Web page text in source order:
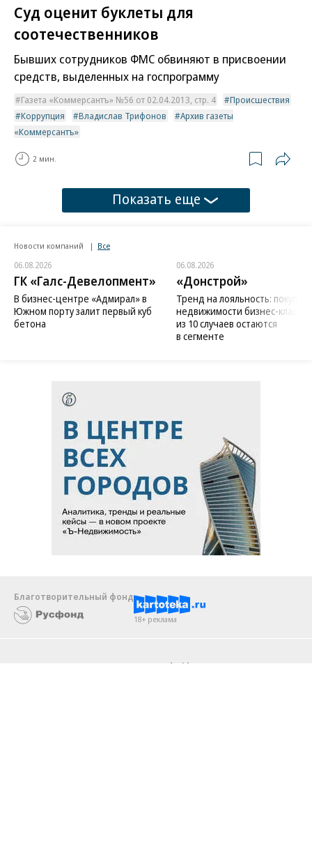
Суд оценит буклеты для
соотечественников
Бывших сотрудников ФМС обвиняют в присвоении
средств, выделенных на госпрограмму
Газета «Коммерсантъ» №56 от 02.04.2013, стр. 4
Происшествия
Коррупция
Владислав Трифонов
Архив газеты
«Коммерсантъ»
2 мин.
Показать еще
Новости компаний Все
06.08.2026
ГК «Галс-Девелопмент»
В бизнес-центре «Адмирал» в
Южном порту залит первый куб
бетона
06.08.2026
«Донстрой»
Тренд на лояльность:
недвижимости бизнес-класса
из 10 случаев остаются
в сегменте
Благотворительный фонд
18+ реклама
Android